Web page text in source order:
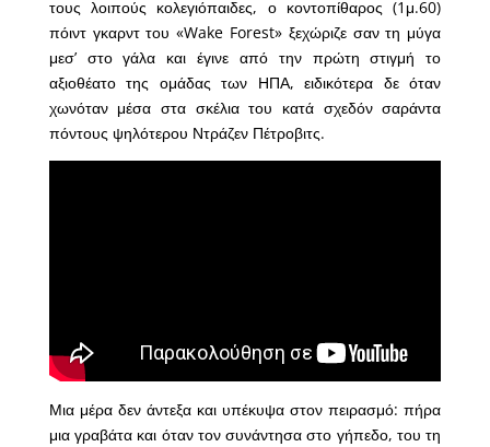
τους λοιπούς κολεγιόπαιδες, ο κοντοπίθαρος (1μ.60)
πόιντ γκαρντ του «Wake Forest» ξεχώριζε σαν τη μύγα
μεσ’ στο γάλα και έγινε από την πρώτη στιγμή το
αξιοθέατο της ομάδας των ΗΠΑ, ειδικότερα δε όταν
χωνόταν μέσα στα σκέλια του κατά σχεδόν σαράντα
πόντους ψηλότερου Ντράζεν Πέτροβιτς.
Μια μέρα δεν άντεξα και υπέκυψα στον πειρασμό: πήρα
μια γραβάτα και όταν τον συνάντησα στο γήπεδο, του τη